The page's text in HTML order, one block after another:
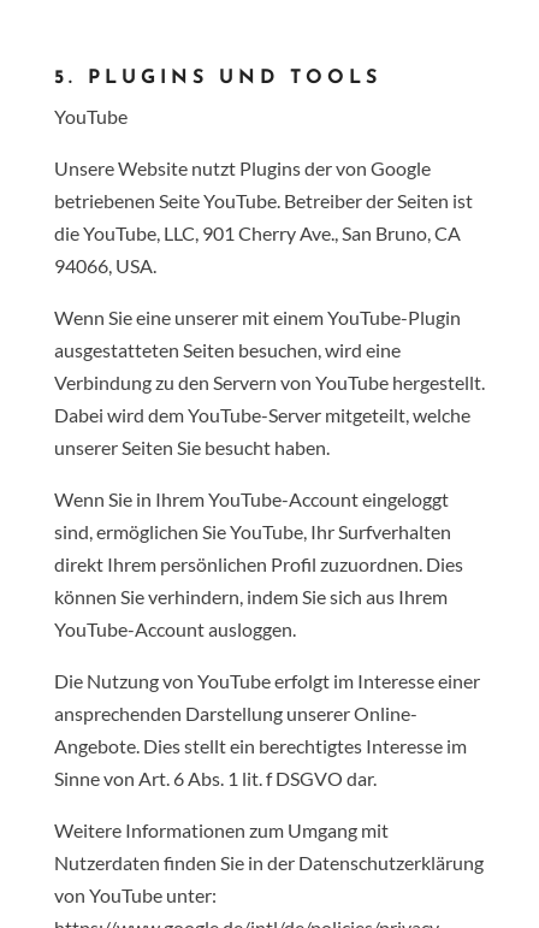
5. PLUGINS UND TOOLS
YouTube
Unsere Website nutzt Plugins der von Google
betriebenen Seite YouTube. Betreiber der Seiten ist
die YouTube, LLC, 901 Cherry Ave., San Bruno, CA
94066, USA.
Wenn Sie eine unserer mit einem YouTube-Plugin
ausgestatteten Seiten besuchen, wird eine
Verbindung zu den Servern von YouTube hergestellt.
Dabei wird dem YouTube-Server mitgeteilt, welche
unserer Seiten Sie besucht haben.
Wenn Sie in Ihrem YouTube-Account eingeloggt
sind, ermöglichen Sie YouTube, Ihr Surfverhalten
direkt Ihrem persönlichen Profil zuzuordnen. Dies
können Sie verhindern, indem Sie sich aus Ihrem
YouTube-Account ausloggen.
Die Nutzung von YouTube erfolgt im Interesse einer
ansprechenden Darstellung unserer Online-
Angebote. Dies stellt ein berechtigtes Interesse im
Sinne von Art. 6 Abs. 1 lit. f DSGVO dar.
Weitere Informationen zum Umgang mit
Nutzerdaten finden Sie in der Datenschutzerklärung
von YouTube unter: